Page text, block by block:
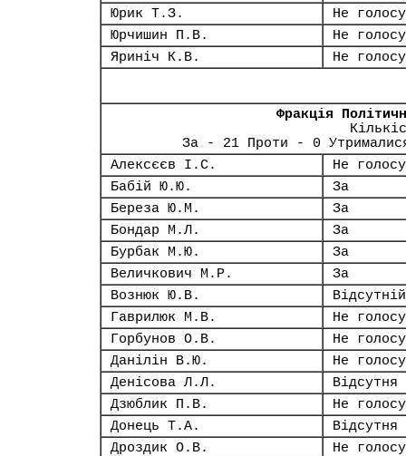
Юрик Т.З.
Не
Юрчишин П.В.
Не
Яриніч К.В.
Не
Фракція
За - 21 Проти - 0
Алексєєв І.С.
Не
Бабій Ю.Ю.
За
Береза Ю.М.
За
Бондар М.Л.
За
Бурбак М.Ю.
За
Величкович М.Р.
За
Вознюк Ю.В.
Відсутній
Гаврилюк М.В.
Не
Горбунов О.В.
Не
Данілін В.Ю.
Не
Денісова Л.Л.
Відсутня
Дзюблик П.В.
Не
Донець Т.А.
Відсутня
Дроздик О.В.
Не